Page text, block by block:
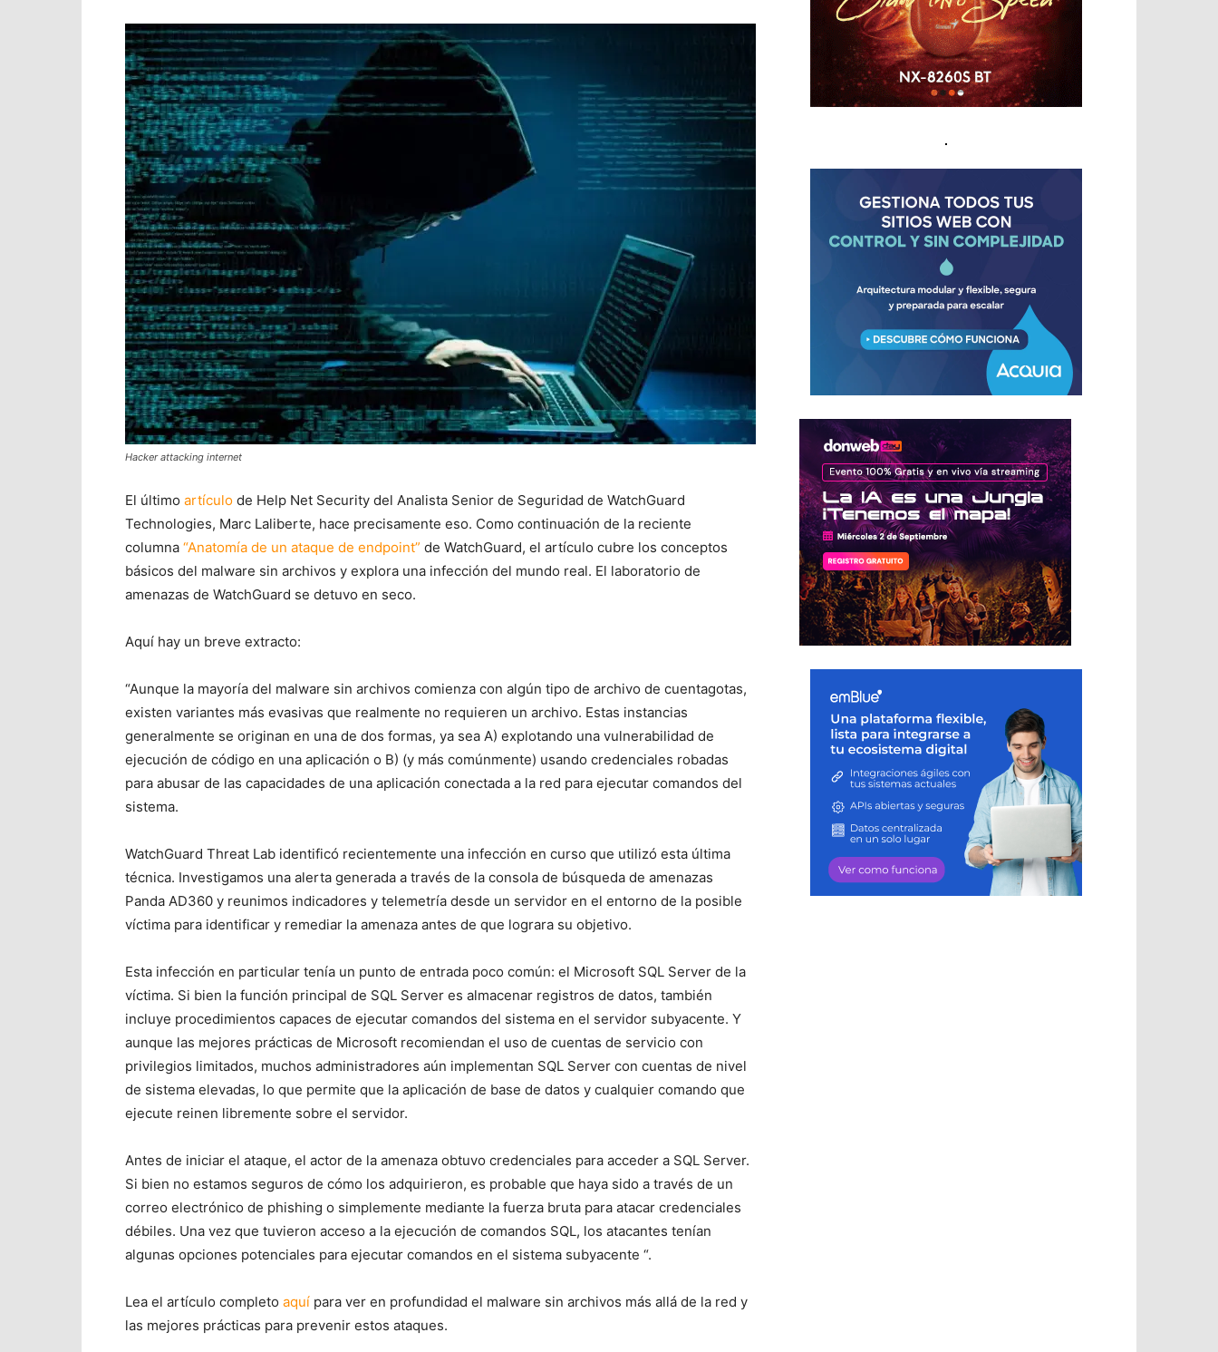
Hacker attacking internet
El último artículo de Help Net Security del Analista Senior de Seguridad de WatchGuard
Technologies, Marc Laliberte, hace precisamente eso. Como continuación de la reciente
columna “Anatomía de un ataque de endpoint” de WatchGuard, el artículo cubre los conceptos
básicos del malware sin archivos y explora una infección del mundo real. El laboratorio de
amenazas de WatchGuard se detuvo en seco.
Aquí hay un breve extracto:
“Aunque la mayoría del malware sin archivos comienza con algún tipo de archivo de cuentagotas,
existen variantes más evasivas que realmente no requieren un archivo. Estas instancias
generalmente se originan en una de dos formas, ya sea A) explotando una vulnerabilidad de
ejecución de código en una aplicación o B) (y más comúnmente) usando credenciales robadas
para abusar de las capacidades de una aplicación conectada a la red para ejecutar comandos del
sistema.
WatchGuard Threat Lab identificó recientemente una infección en curso que utilizó esta última
técnica. Investigamos una alerta generada a través de la consola de búsqueda de amenazas
Panda AD360 y reunimos indicadores y telemetría desde un servidor en el entorno de la posible
víctima para identificar y remediar la amenaza antes de que lograra su objetivo.
Esta infección en particular tenía un punto de entrada poco común: el Microsoft SQL Server de la
víctima. Si bien la función principal de SQL Server es almacenar registros de datos, también
incluye procedimientos capaces de ejecutar comandos del sistema en el servidor subyacente. Y
aunque las mejores prácticas de Microsoft recomiendan el uso de cuentas de servicio con
privilegios limitados, muchos administradores aún implementan SQL Server con cuentas de nivel
de sistema elevadas, lo que permite que la aplicación de base de datos y cualquier comando que
ejecute reinen libremente sobre el servidor.
Antes de iniciar el ataque, el actor de la amenaza obtuvo credenciales para acceder a SQL Server.
Si bien no estamos seguros de cómo los adquirieron, es probable que haya sido a través de un
correo electrónico de phishing o simplemente mediante la fuerza bruta para atacar credenciales
débiles. Una vez que tuvieron acceso a la ejecución de comandos SQL, los atacantes tenían
algunas opciones potenciales para ejecutar comandos en el sistema subyacente “.
Lea el artículo completo aquí para ver en profundidad el malware sin archivos más allá de la red y
las mejores prácticas para prevenir estos ataques.